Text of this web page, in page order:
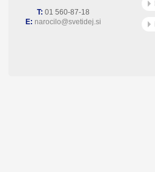
T: 01 560-87-18
E: narocilo@svetidej.si